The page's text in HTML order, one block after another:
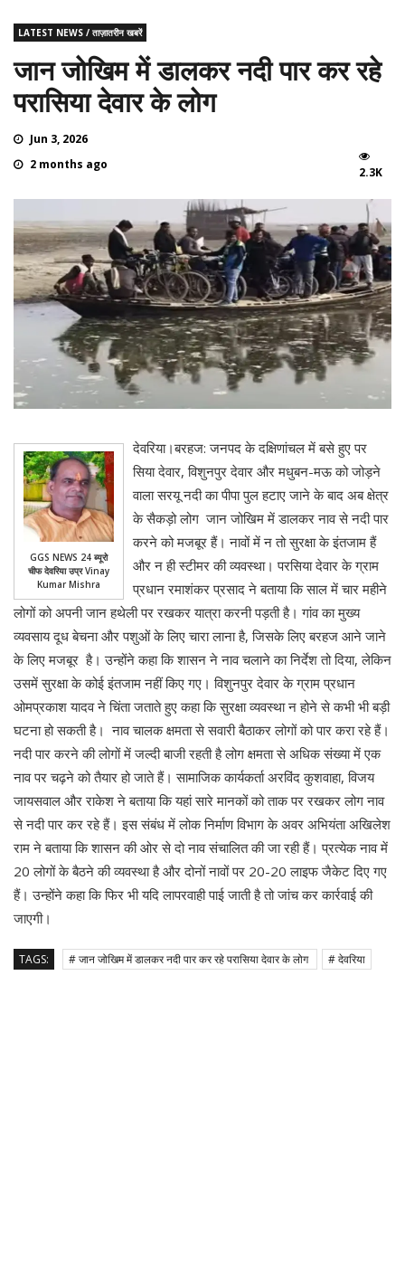
LATEST NEWS / ताज़ातरीन खबरें
जान जोखिम में डालकर नदी पार कर रहे
परासिया देवार के लोग
Jun 3, 2026
2 months ago
2.3K
GGS NEWS 24 ब्यूरो
चीफ देवरिया उप्र Vinay
Kumar Mishra
देवरिया।बरहज: जनपद के दक्षिणांचल में बसे हुए पर
सिया देवार, विशुनपुर देवार और मधुबन-मऊ को जोड़ने
वाला सरयू नदी का पीपा पुल हटाए जाने के बाद अब क्षेत्र
के सैकड़ो लोग जान जोखिम में डालकर नाव से नदी पार
करने को मजबूर हैं। नावों में न तो सुरक्षा के इंतजाम हैं
और न ही स्टीमर की व्यवस्था। परसिया देवार के ग्राम
प्रधान रमाशंकर प्रसाद ने बताया कि साल में चार महीने
लोगों को अपनी जान हथेली पर रखकर यात्रा करनी पड़ती है। गांव का मुख्य
व्यवसाय दूध बेचना और पशुओं के लिए चारा लाना है, जिसके लिए बरहज आने जाने
के लिए मजबूर है। उन्होंने कहा कि शासन ने नाव चलाने का निर्देश तो दिया, लेकिन
उसमें सुरक्षा के कोई इंतजाम नहीं किए गए। विशुनपुर देवार के ग्राम प्रधान
ओमप्रकाश यादव ने चिंता जताते हुए कहा कि सुरक्षा व्यवस्था न होने से कभी भी बड़ी
घटना हो सकती है। नाव चालक क्षमता से सवारी बैठाकर लोगों को पार करा रहे हैं।
नदी पार करने की लोगों में जल्दी बाजी रहती है लोग क्षमता से अधिक संख्या में एक
नाव पर चढ़ने को तैयार हो जाते हैं। सामाजिक कार्यकर्ता अरविंद कुशवाहा, विजय
जायसवाल और राकेश ने बताया कि यहां सारे मानकों को ताक पर रखकर लोग नाव
से नदी पार कर रहे हैं। इस संबंध में लोक निर्माण विभाग के अवर अभियंता अखिलेश
राम ने बताया कि शासन की ओर से दो नाव संचालित की जा रही हैं। प्रत्येक नाव में
20 लोगों के बैठने की व्यवस्था है और दोनों नावों पर 20-20 लाइफ जैकेट दिए गए
हैं। उन्होंने कहा कि फिर भी यदि लापरवाही पाई जाती है तो जांच कर कार्रवाई की
जाएगी।
TAGS: # जान जोखिम में डालकर नदी पार कर रहे परासिया देवार के लोग # देवरिया